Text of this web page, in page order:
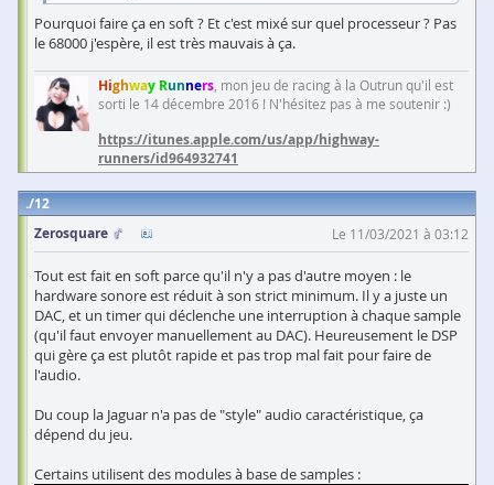
Pourquoi faire ça en soft ? Et c'est mixé sur quel processeur ? Pas
le 68000 j'espère, il est très mauvais à ça.
Highway Runners , mon jeu de racing à la Outrun qu'il est
sorti le 14 décembre 2016 ! N'hésitez pas à me soutenir :)
https://itunes.apple.com/us/app/highway-
runners/id964932741
12
Zerosquare
Le 11/03/2021 à 03:12
Tout est fait en soft parce qu'il n'y a pas d'autre moyen : le
hardware sonore est réduit à son strict minimum. Il y a juste un
DAC, et un timer qui déclenche une interruption à chaque sample
(qu'il faut envoyer manuellement au DAC). Heureusement le DSP
qui gère ça est plutôt rapide et pas trop mal fait pour faire de
l'audio.
Du coup la Jaguar n'a pas de "style" audio caractéristique, ça
dépend du jeu.
Certains utilisent des modules à base de samples :